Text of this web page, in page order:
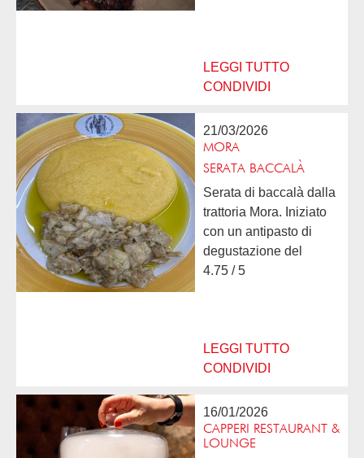
l'abbiamo trovata...
LEGGI TUTTO
CONDIVIDI
21/03/2026
MORA
SERATA BACCALÀ
Serata di baccalà dalla
trattoria Mora. Iniziato
con un antipasto di
degustazione del
baccalà...
sublime il baccalà
tradizionale...
4.75 / 5
LEGGI TUTTO
CONDIVIDI
16/01/2026
CAPPERI RESTAURANT &
LOUNGE